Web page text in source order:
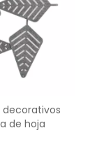
decorativos
de hoja